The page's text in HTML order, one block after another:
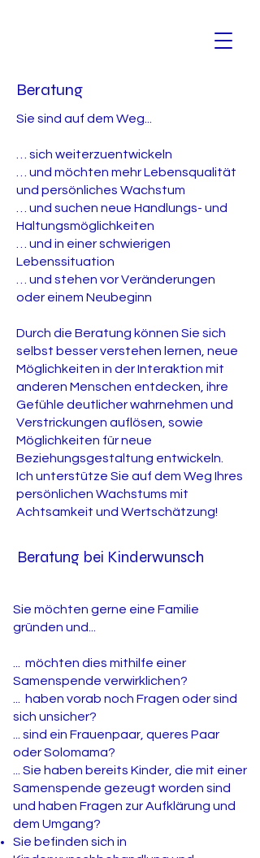
Beratung
Sie sind auf dem Weg...
… sich weiterzuentwickeln
… und möchten mehr Lebensqualität
und persönliches Wachstum
… und suchen neue Handlungs- und
Haltungsmöglichkeiten
… und in einer schwierigen
Lebenssituation
… und stehen vor Veränderungen
oder einem Neubeginn
Durch die Beratung können Sie sich
selbst besser verstehen lernen, neue
Möglichkeiten in der Interaktion mit
anderen Menschen entdecken, ihre
Gefühle deutlicher wahrnehmen und
Verstrickungen auflösen, sowie
Möglichkeiten für neue
Beziehungsgestaltung entwickeln.
Ich unterstütze Sie auf dem Weg Ihres
persönlichen Wachstums mit
Achtsamkeit und Wertschätzung!
Beratung bei Kinderwunsch
Sie möchten gerne eine Familie
gründen und...​
... möchten dies mithilfe einer
Samenspende verwirklichen?
... haben vorab noch Fragen oder sind
sich unsicher?
... sind ein Frauenpaar, queres Paar
oder Solomama?
... Sie haben bereits Kinder, die mit einer
Samenspende gezeugt worden sind
und haben Fragen zur Aufklärung und
dem Umgang?
Sie befinden sich in